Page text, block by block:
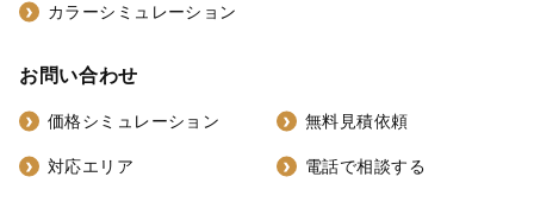
カラーシミュレーション
お問い合わせ
価格シミュレーション 無料見積依頼
対応エリア 電話で相談する